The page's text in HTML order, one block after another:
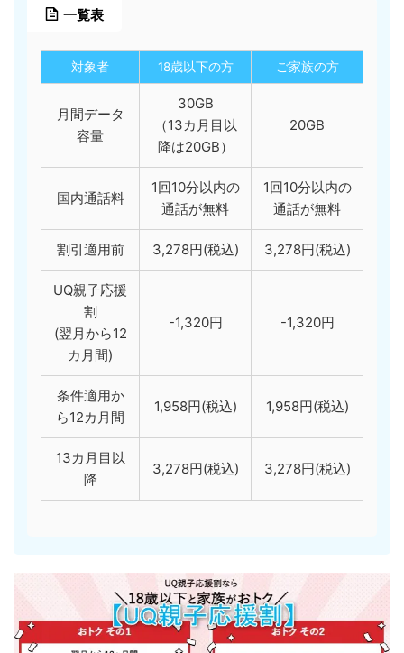
一覧表
対象者 18歳以下の方 ご家族の方
月間データ
容量
30GB
（13カ月目以
降は20GB）
20GB
国内通話料
1回10分以内の
通話が無料
1回10分以内の
通話が無料
割引適用前 3,278円(税込) 3,278円(税込)
UQ親子応援
割
(翌月から12
カ月間)
-1,320円 -1,320円
条件適用か
ら12カ月間
1,958円(税込) 1,958円(税込)
13カ月目以
降
3,278円(税込) 3,278円(税込)